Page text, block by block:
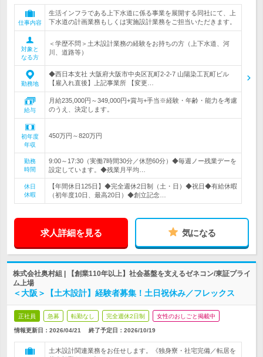
仕事内容
生活インフラである上下水道に係る事業を展開する同社にて、上
下水道の計画業務もしくは実施設計業務をご担当いただきます。
対象と
なる方
＜学歴不問＞土木設計業務の経験をお持ちの方（上下水道、河
川、道路等）
勤務地
◆西日本支社 大阪府大阪市中央区瓦町2-2-7 山陽染工瓦町ビル
【雇入れ直後】上記事業所 【変更…
給与
月給235,000円～349,000円+賞与+手当※経験・年齢・能力を考慮
のうえ、決定します。
初年度
年収
450万円～820万円
勤務
時間
9:00～17:30（実働7時間30分／休憩60分）◆毎週ノー残業デーを
設定しています。◆残業月平均…
休日
休暇
【年間休日125日】◆完全週休2日制（土・日）◆祝日◆有給休暇
（初年度10日、最高20日）◆創立記念…
求人詳細を見る 気になる
株式会社奥村組 | 【創業110年以上】社会基盤を支えるゼネコン/東証プライ
ム上場
＜大阪＞【土木設計】経験者募集！土日祝休み／フレックス
正社員 急募 転勤なし 完全週休2日制 女性のおしごと掲載中
情報更新日：2026/04/21 終了予定日： 2026/10/19
土木設計関連業務をお任せします。《独身寮・社宅完備／転居を